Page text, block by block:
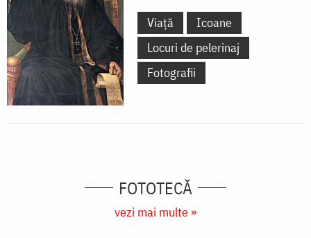
Viață
Icoane
Locuri de pelerinaj
Fotografii
FOTOTECĂ
vezi mai multe »